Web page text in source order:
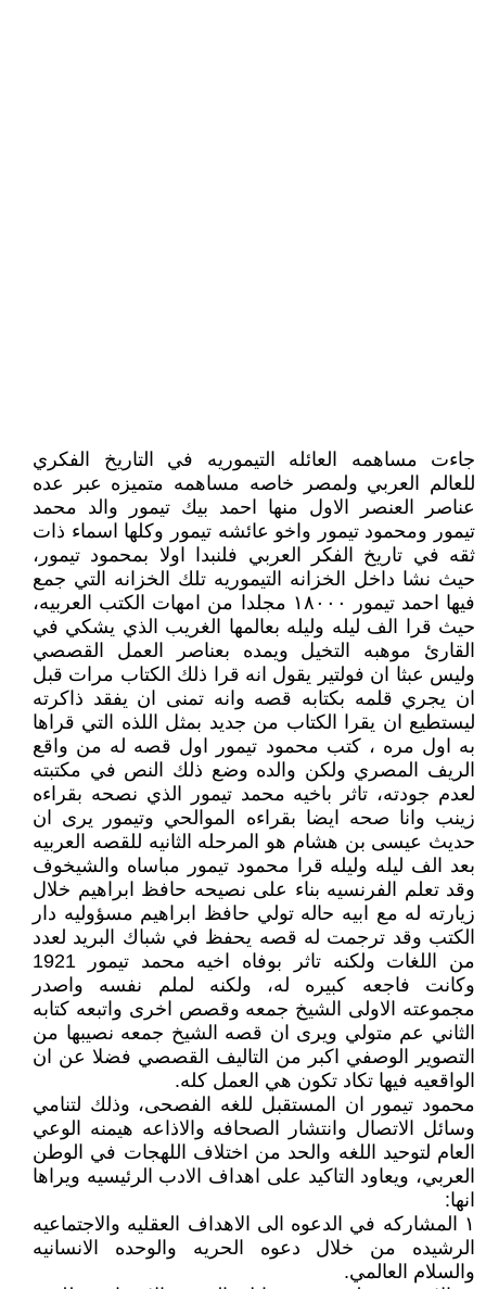
جاءت مساهمه العائله التيموريه في التاريخ الفكري
للعالم العربي ولمصر خاصه مساهمه متميزه عبر عده
عناصر العنصر الاول منها احمد بيك تيمور والد محمد
تيمور ومحمود تيمور واخو عائشه تيمور وكلها اسماء ذات
ثقه في تاريخ الفكر العربي فلنبدا اولا بمحمود تيمور،
حيث نشا داخل الخزانه التيموريه تلك الخزانه التي جمع
فيها احمد تيمور ١٨٠٠٠ مجلدا من امهات الكتب العربيه،
حيث قرا الف ليله وليله بعالمها الغريب الذي يشكي في
القارئ موهبه التخيل ويمده بعناصر العمل القصصي
وليس عبثا ان فولتير يقول انه قرا ذلك الكتاب مرات قبل
ان يجري قلمه بكتابه قصه وانه تمنى ان يفقد ذاكرته
ليستطيع ان يقرا الكتاب من جديد بمثل اللذه التي قراها
به اول مره ، كتب محمود تيمور اول قصه له من واقع
الريف المصري ولكن والده وضع ذلك النص في مكتبته
لعدم جودته، تاثر باخيه محمد تيمور الذي نصحه بقراءه
زينب وانا صحه ايضا بقراءه الموالحي وتيمور يرى ان
حديث عيسى بن هشام هو المرحله الثانيه للقصه العربيه
بعد الف ليله وليله قرا محمود تيمور مباساه والشيخوف
وقد تعلم الفرنسيه بناء على نصيحه حافظ ابراهيم خلال
زيارته له مع ابيه حاله تولي حافظ ابراهيم مسؤوليه دار
الكتب وقد ترجمت له قصه يحفظ في شباك البريد لعدد
من اللغات ولكنه تاثر بوفاه اخيه محمد تيمور 1921
وكانت فاجعه كبيره له، ولكنه لملم نفسه واصدر
مجموعته الاولى الشيخ جمعه وقصص اخرى واتبعه كتابه
الثاني عم متولي ويرى ان قصه الشيخ جمعه نصيبها من
التصوير الوصفي اكبر من التاليف القصصي فضلا عن ان
الواقعيه فيها تكاد تكون هي العمل كله.
محمود تيمور ان المستقبل للغه الفصحى، وذلك لتنامي
وسائل الاتصال وانتشار الصحافه والاذاعه هيمنه الوعي
العام لتوحيد اللغه والحد من اختلاف اللهجات في الوطن
العربي، ويعاود التاكيد على اهداف الادب الرئيسيه ويراها
انها:
١ المشاركه في الدعوه الى الاهداف العقليه والاجتماعيه
الرشيده من خلال دعوه الحريه والوحده الانسانيه
والسلام العالمي.